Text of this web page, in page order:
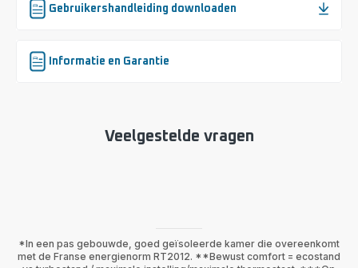
Gebruikershandleiding downloaden
Informatie en Garantie
Veelgestelde vragen
*In een pas gebouwde, goed geïsoleerde kamer die overeenkomt
met de Franse energienorm RT2012. **Bewust comfort = ecostand